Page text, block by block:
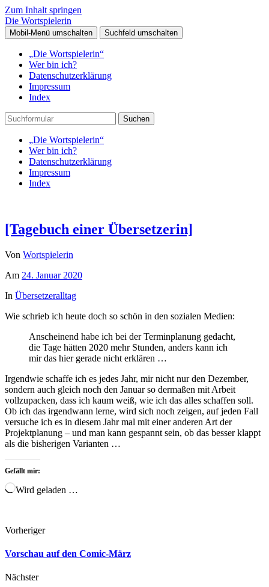
Zum Inhalt springen
Die Wortspielerin
Mobil-Menü umschalten Suchfeld umschalten
„Die Wortspielerin“
Wer bin ich?
Datenschutzerklärung
Impressum
Index
Suchen
„Die Wortspielerin“
Wer bin ich?
Datenschutzerklärung
Impressum
Index
[Tagebuch einer Übersetzerin]
Von Wortspielerin
Am 24. Januar 2020
In Übersetzeralltag
Wie schrieb ich heute doch so schön in den sozialen Medien:
Anscheinend habe ich bei der Terminplanung gedacht,
die Tage hätten 2020 mehr Stunden, anders kann ich
mir das hier gerade nicht erklären …
Irgendwie schaffe ich es jedes Jahr, mir nicht nur den Dezember,
sondern auch gleich noch den Januar so dermaßen mit Arbeit
vollzupacken, dass ich kaum weiß, wie ich das alles schaffen soll.
Ob ich das irgendwann lerne, wird sich noch zeigen, auf jeden Fall
versuche ich es in diesem Jahr mal mit einer anderen Art der
Projektplanung – und man kann gespannt sein, ob das besser klappt
als die bisherigen Varianten …
Gefällt mir:
Wird geladen …
Vorheriger
Vorschau auf den Comic-März
Nächster